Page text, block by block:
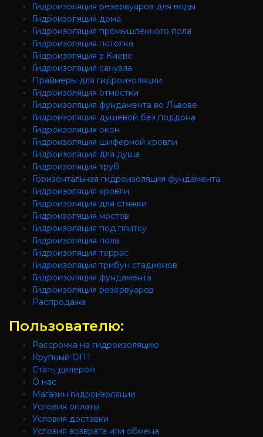
Гидроизоляция резервуаров для воды
Гидроизоляция дома
Гидроизоляция промышленного пола
Гидроизоляция потолка
Гидроизоляция в Киеве
Гидроизоляция санузла
Праймеры для гидроизоляции
Гидроизоляция отмостки
Гидроизоляция фундамента во Львове
Гидроизоляция душевой без поддона
Гидроизоляция окон
Гидроизоляция шиферной кровли
Гидроизоляция для душа
Гидроизоляция труб
Горизонтальная гидроизоляция фундамента
Гидроизоляция кровли
Гидроизоляция для стяжки
Гидроизоляция мостов
Гидроизоляция под плитку
Гидроизоляция пола
Гидроизоляция террас
Гидроизоляция трибун стадионов
Гидроизоляция фундамента
Гидроизоляция резервуаров
Распродажа
Пользователю:
Рассрочка на гидроизоляцию
Крупный ОПТ
Стать дилером
О нас
Магазин гидроизоляции
Условия оплаты
Условия доставки
Условия возврата или обмена